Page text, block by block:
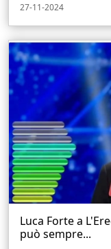
27-11-2024
Luca Forte a
può sempre...